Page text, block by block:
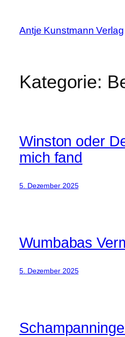
springen
Antje Kunstmann Verlag
Kategorie:
Winston oder
mich fand
5. Dezember 2025
Wumbabas
5. Dezember 2025